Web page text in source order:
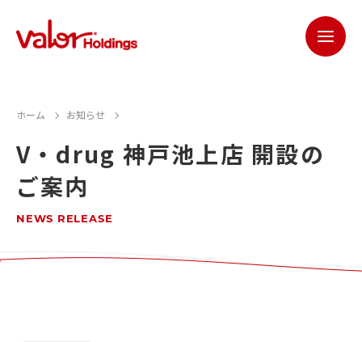
ホーム お知らせ
V・drug 神戸池上店 開設の
ご案内
NEWS RELEASE